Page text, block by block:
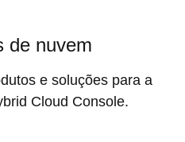
de nuvem
e soluções para a
Cloud Console.